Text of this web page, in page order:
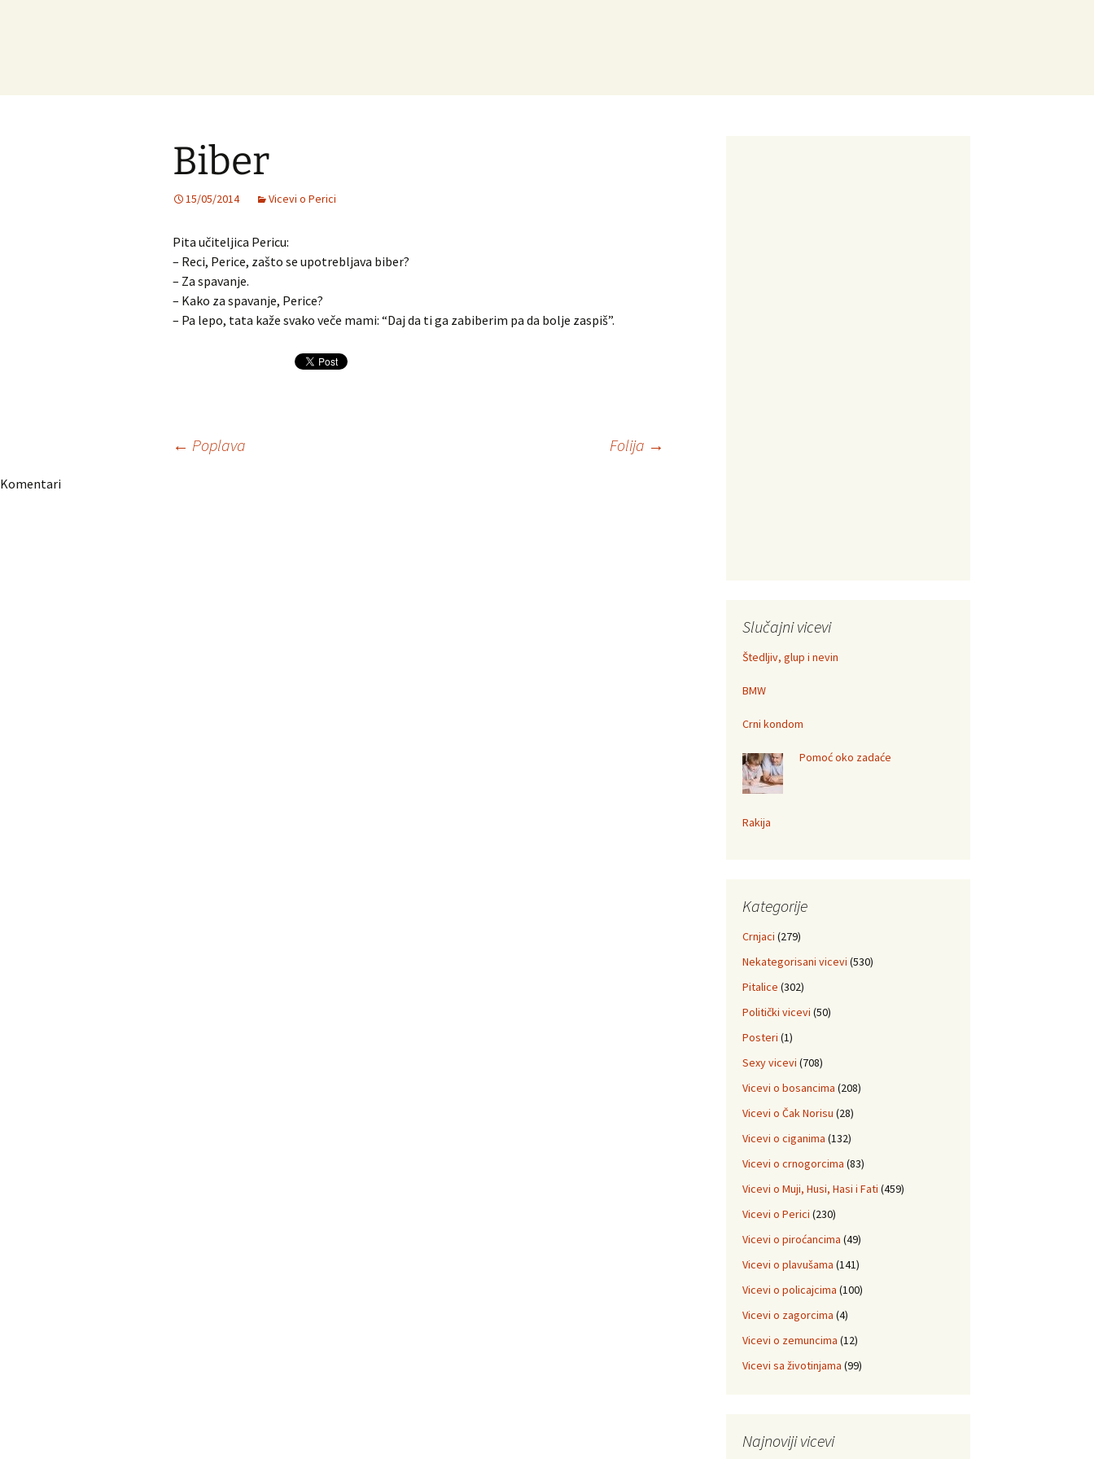
Biber
15/05/2014 Vicevi o Perici
Pita učiteljica Pericu:
– Reci, Perice, zašto se upotrebljava biber?
– Za spavanje.
– Kako za spavanje, Perice?
– Pa lepo, tata kaže svako veče mami: “Daj da ti ga zabiberim pa da bolje zaspiš”.
Navigacija
← Poplava Folija →
Komentari
Slučajni vicevi
Štedljiv, glup i nevin
BMW
Crni kondom
Pomoć oko zadaće
Rakija
Kategorije
Crnjaci (279)
Nekategorisani vicevi (530)
Pitalice (302)
Politički vicevi (50)
Posteri (1)
Sexy vicevi (708)
Vicevi o bosancima (208)
Vicevi o Čak Norisu (28)
Vicevi o ciganima (132)
Vicevi o crnogorcima (83)
Vicevi o Muji, Husi, Hasi i Fati (459)
Vicevi o Perici (230)
Vicevi o piroćancima (49)
Vicevi o plavušama (141)
Vicevi o policajcima (100)
Vicevi o zagorcima (4)
Vicevi o zemuncima (12)
Vicevi sa životinjama (99)
Najnoviji vicevi